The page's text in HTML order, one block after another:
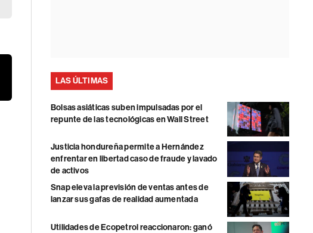
LAS ÚLTIMAS
Bolsas asiáticas suben impulsadas por el
repunte de las tecnológicas en Wall Street
Justicia hondureña permite a Hernández
enfrentar en libertad caso de fraude y lavado
de activos
Snap eleva la previsión de ventas antes de
lanzar sus gafas de realidad aumentada
Utilidades de Ecopetrol reaccionaron: ganó